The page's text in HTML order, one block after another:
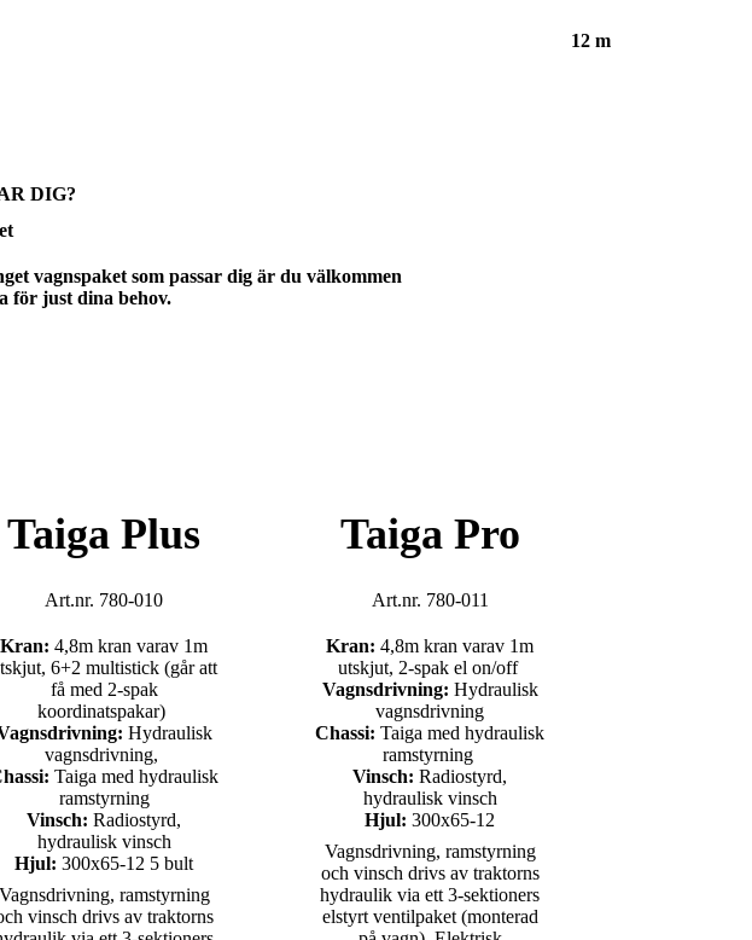
12 m
DIG?
vagnspaket som passar dig är du välkommen
för just dina behov.
Taiga Plus
Art.nr. 780-010
Kran: 4,8m kran varav 1m
6+2 multistick (går att
få med 2-spak
koordinatspakar)
Hydraulisk
vagnsdrivning,
Taiga med hydraulisk
ramstyrning
Vinsch: Radiostyrd,
hydraulisk vinsch
Hjul: 300x65-12 5 bult
Vagnsdrivning, ramstyrning
vinsch drivs av traktorns
Taiga Pro
Art.nr. 780-011
Kran: 4,8m kran varav 1m
utskjut, 2-spak el on/off
Vagnsdrivning: Hydraulisk
vagnsdrivning
Chassi: Taiga med hydraulisk
ramstyrning
Vinsch: Radiostyrd,
hydraulisk vinsch
Hjul: 300x65-12
Vagnsdrivning, ramstyrning
och vinsch drivs av traktorns
hydraulik via ett 3-sektioners
elstyrt ventilpaket (monterad